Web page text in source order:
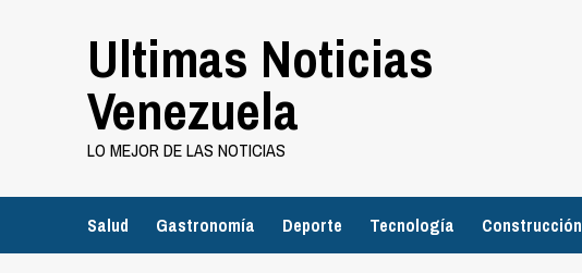
Ultimas Noticias
Venezuela
LO MEJOR DE LAS NOTICIAS
Salud Gastronomía Deporte Tecnología Construcción